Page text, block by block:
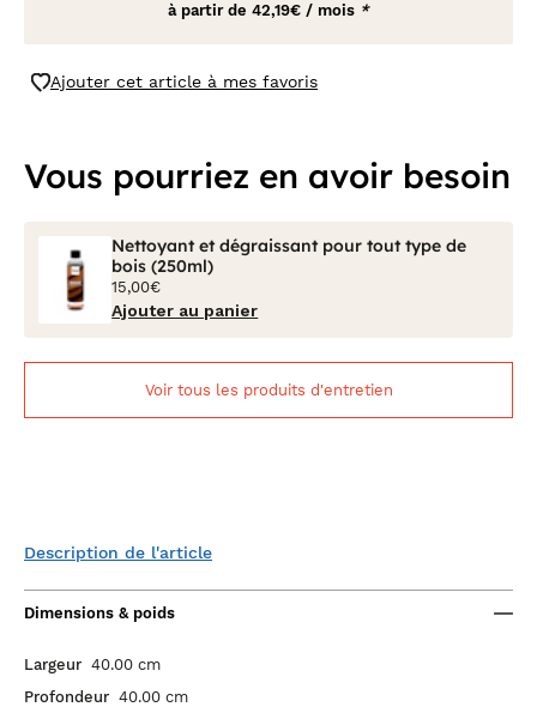
à partir de 42,19€ / mois *
Ajouter cet article à mes favoris
Vous pourriez en avoir besoin
Nettoyant et dégraissant pour tout type de
bois (250ml)
15,00€
Ajouter au panier
Voir tous les produits d'entretien
Description de l'article
Dimensions & poids
Largeur 40.00 cm
Profondeur 40.00 cm